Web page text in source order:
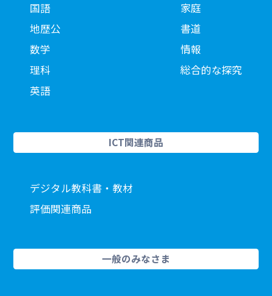
国語
地歴公
数学
理科
英語
家庭
書道
情報
総合的な探究
ICT関連商品
デジタル教科書・教材
評価関連商品
一般のみなさま